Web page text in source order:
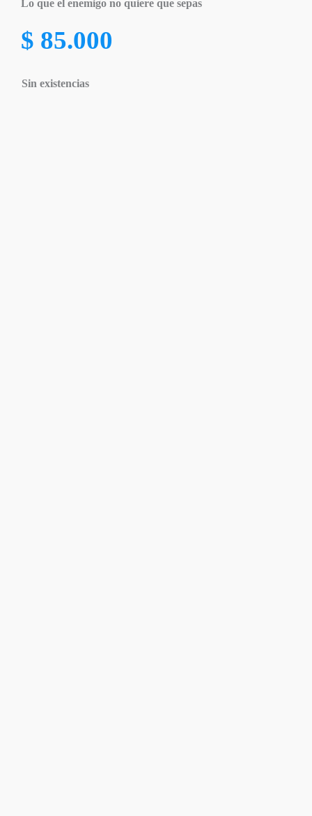
Lo que el enemigo no quiere que sepas
$ 85.000
Sin existencias